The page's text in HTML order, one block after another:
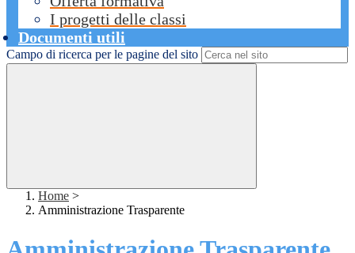
I progetti delle classi
Documenti utili
Campo di ricerca per le pagine del sito
Home >
Amministrazione Trasparente